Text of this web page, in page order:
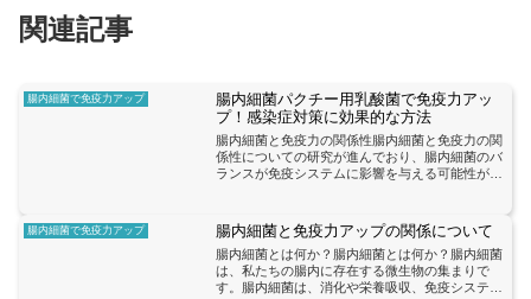
関連記事
腸内細菌で免疫力アップ
腸内細菌パクチー用乳酸菌で免疫力アッ
プ！感染症対策に効果的な方法
腸内細菌と免疫力の関係性腸内細菌と免疫力の関
係性についての研究が進んでおり、腸内細菌のバ
ランスが免疫システムに影響を与える可能性があ
り、消化や栄養吸収だけ...
腸内細菌で免疫力アップ 腸内細菌と免疫力アップの関係について
腸内細菌とは何か？腸内細菌とは何か？腸内細菌
は、私たちの腸内に存在する微生物の集まりで
す。腸内細菌は、消化や栄養吸収、免疫システム